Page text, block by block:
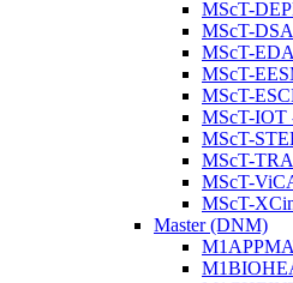
MScT-
MScT-
MScT-
MScT-
MScT-
MScT-IOT
MScT-
MScT-
MScT-
MScT-
Master (DNM)